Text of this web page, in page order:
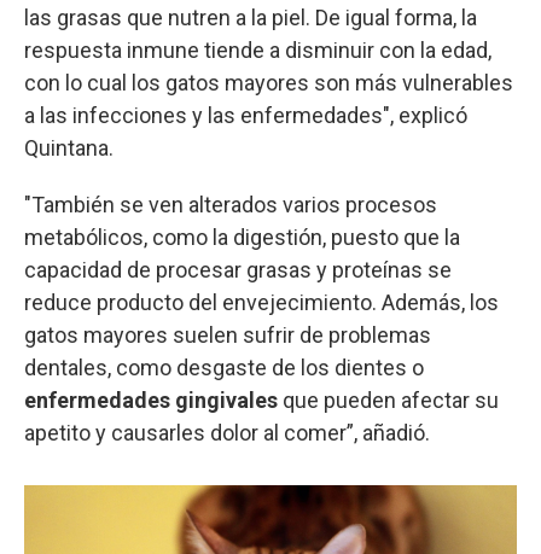
las grasas que nutren a la piel. De igual forma, la
respuesta inmune tiende a disminuir con la edad,
con lo cual los gatos mayores son más vulnerables
a las infecciones y las enfermedades", explicó
Quintana.
"También se ven alterados varios procesos
metabólicos, como la digestión, puesto que la
capacidad de procesar grasas y proteínas se
reduce producto del envejecimiento. Además, los
gatos mayores suelen sufrir de problemas
dentales, como desgaste de los dientes o
enfermedades gingivales que pueden afectar su
apetito y causarles dolor al comer”, añadió.